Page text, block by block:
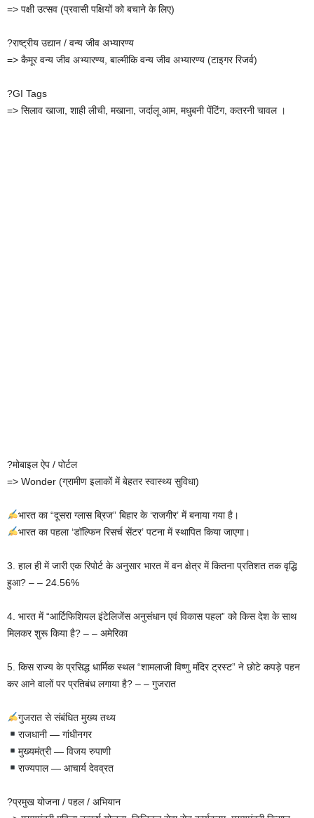
=> पक्षी उत्सव (प्रवासी पक्षियों को बचाने के लिए)
?राष्ट्रीय उद्यान / वन्य जीव अभ्यारण्य
=> कैमूर वन्य जीव अभ्यारण्य, बाल्मीकि वन्य जीव अभ्यारण्य (टाइगर रिजर्व)
?GI Tags
=> सिलाव खाजा, शाही लीची, मखाना, जर्दालू आम, मधुबनी पेंटिंग, कतरनी चावल ।
?मोबाइल ऐप / पोर्टल
=> Wonder (ग्रामीण इलाकों में बेहतर स्वास्थ्य सुविधा)
भारत का “दूसरा ग्लास ब्रिज” बिहार के ‘राजगीर’ में बनाया गया है।
भारत का पहला ‘डॉल्फिन रिसर्च सेंटर’ पटना में स्थापित किया जाएगा।
3. हाल ही में जारी एक रिपोर्ट के अनुसार भारत में वन क्षेत्र में कितना प्रतिशत तक वृद्धि
हुआ? – – 24.56%
4. भारत में “आर्टिफिशियल इंटेलिजेंस अनुसंधान एवं विकास पहल” को किस देश के साथ
मिलकर शुरू किया है? – – अमेरिका
5. किस राज्य के प्रसिद्ध धार्मिक स्थल “शामलाजी विष्णु मंदिर ट्रस्ट” ने छोटे कपड़े पहन
कर आने वालों पर प्रतिबंध लगाया है? – – गुजरात
गुजरात से संबंधित मुख्य तथ्य
राजधानी — गांधीनगर
मुख्यमंत्री — विजय रुपाणी
राज्यपाल — आचार्य देवव्रत
?प्रमुख योजना / पहल / अभियान